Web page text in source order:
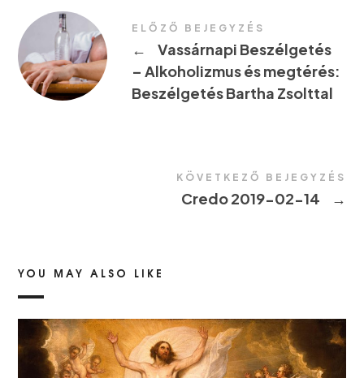
ELŐZŐ BEJEGYZÉS
←
Vassárnapi Beszélgetés
– Alkoholizmus és megtérés:
Beszélgetés Bartha Zsolttal
KÖVETKEZŐ BEJEGYZÉS
Credo 2019-02-14 →
YOU MAY ALSO LIKE